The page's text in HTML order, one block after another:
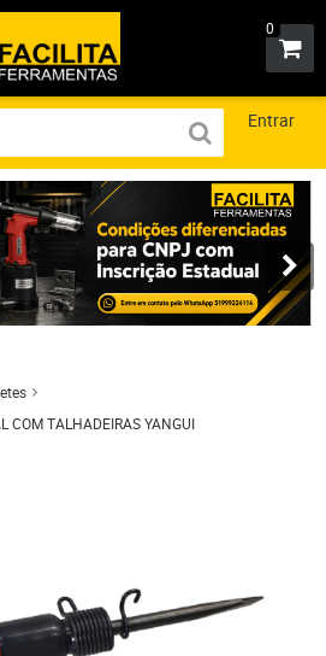
0
Entrar
COM TALHADEIRAS YANGUI